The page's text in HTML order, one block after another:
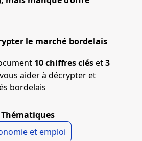
le marché bordelais
10 chiffres cléset3
aider à décrypter et
bordelais
Thématiques
et emploi